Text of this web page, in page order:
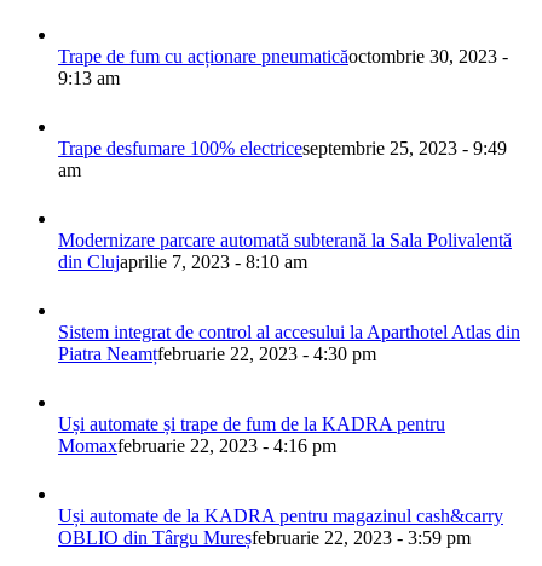
Trape de fum cu acționare pneumaticăoctombrie 30, 2023 -
9:13 am
Trape desfumare 100% electriceseptembrie 25, 2023 - 9:49
am
Modernizare parcare automată subterană la Sala Polivalentă
din Clujaprilie 7, 2023 - 8:10 am
Sistem integrat de control al accesului la Aparthotel Atlas din
Piatra Neamțfebruarie 22, 2023 - 4:30 pm
Uși automate și trape de fum de la KADRA pentru
Momaxfebruarie 22, 2023 - 4:16 pm
Uși automate de la KADRA pentru magazinul cash&carry
OBLIO din Târgu Mureșfebruarie 22, 2023 - 3:59 pm